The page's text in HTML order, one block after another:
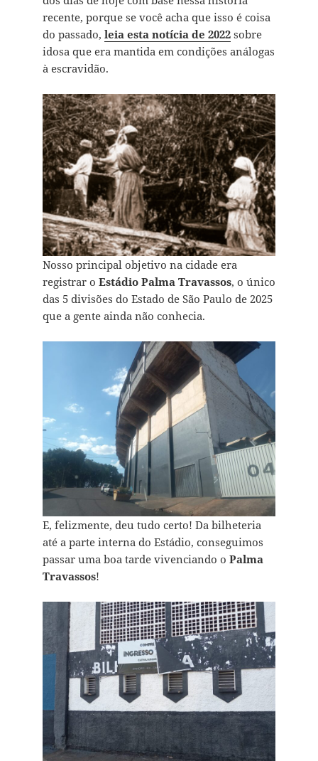
recente, porque se você acha que isso é coisa
do passado, leia esta notícia de 2022sobre
idosa que era mantida em condições análogas
à escravidão.
Nosso principal objetivo na cidade era
registrar o Estádio Palma Travassos, o único
das 5 divisões do Estado de São Paulo de 2025
que a gente ainda não conhecia.
E, felizmente, deu tudo certo! Da bilheteria
até a parte interna do Estádio, conseguimos
passar uma boa tarde vivenciando o Palma
Travassos!